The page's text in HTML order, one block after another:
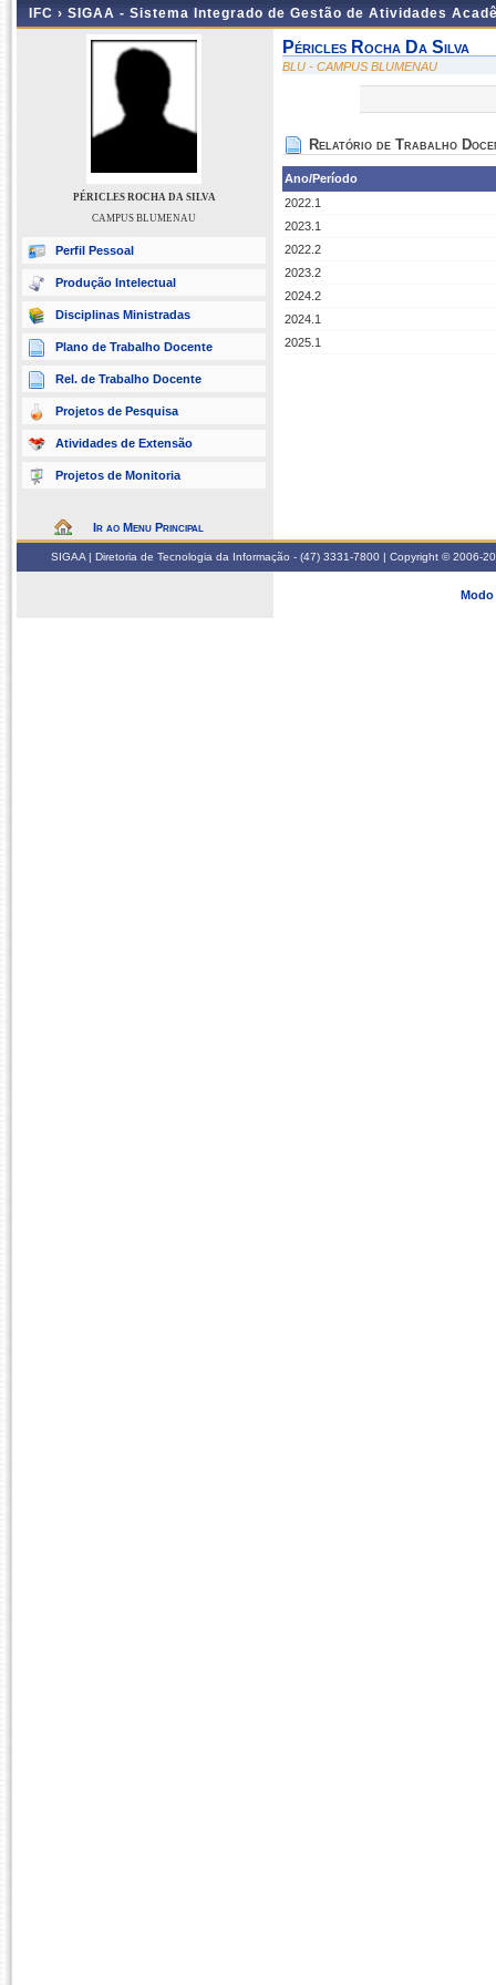
IFC › SIGAA - Sistema Integrado de Gestão de Atividades
PÉRICLES ROCHA DA SILVA
CAMPUS BLUMENAU
Perfil Pessoal
Produção Intelectual
Disciplinas Ministradas
Plano de Trabalho Docente
Rel. de Trabalho Docente
Projetos de Pesquisa
Atividades de Extensão
Projetos de Monitoria
Ir ao Menu Principal
Péricles Rocha Da Silva
BLU - CAMPUS BLUMENAU
Relatório de Trabalho
Ano/Período
2022.1
2023.1
2022.2
2023.2
2024.2
2024.1
2025.1
SIGAA | Diretoria de Tecnologia da Informação - (47) 3331-7800 | Copyright © 2006-
Modo